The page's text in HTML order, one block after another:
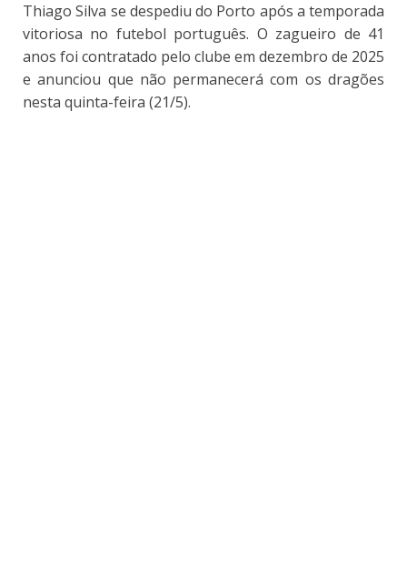
Thiago Silva se despediu do Porto após a temporada
vitoriosa no futebol português. O zagueiro de 41
anos foi contratado pelo clube em dezembro de 2025
e anunciou que não permanecerá com os dragões
nesta quinta-feira (21/5).